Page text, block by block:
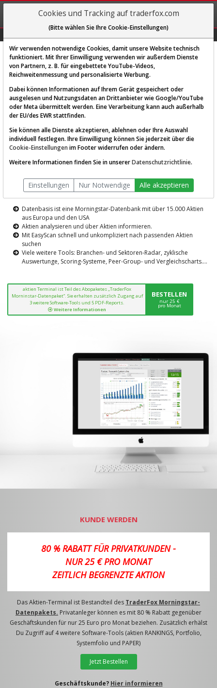
REGIS-
TRIEREN
Diese Funktion ist nur für
AKTIEN-TERMINAL
Die Aktienanalyse-Plattform von
TraderFox
Datenbasis ist eine Morningstar-Datenbank mit über 15.000 Aktien
aus Europa und den USA
Aktien analysieren und über Aktien informieren.
Mit EasyScan schnell und unkompliziert nach passenden Aktien
suchen
Viele weitere Tools: Branchen- und Sektoren-Radar, zyklische
Auswertunge, Scoring-Systeme, Peer-Group- und Vergleichscharts....
aktien Terminal ist Teil des Abopaketes „TraderFox
Morninstar-Datenpaket“. Sie erhalten zusätzlich Zugang auf
3 weitere Software-Tools und 5 PDF-Reports.
Weitere Informationen
BESTELLEN
nur 25 €
pro Monat
KUNDE WERDEN
80 % RABATT FÜR PRIVATKUNDEN -
NUR 25 € PRO MONAT
ZEITLICH BEGRENZTE AKTION
Das Aktien-Terminal ist Bestandteil des TraderFox Morningstar-
Datenpakets. Privatanleger können es mit 80 % Rabatt gegenüber
Geschäftskunden für nur 25 Euro pro Monat beziehen. Zusätzlich erhälst
Du Zugriff auf 4 weitere Software-Tools (aktien RANKINGS, Portfolio,
Systemfolio und PAPER)
Jetzt Bestellen
Geschäftskunde? Hier informieren
Cookies und Tracking auf traderfox.com
(Bitte wählen Sie Ihre Cookie-Einstellungen)
Wir verwenden notwendige Cookies, damit unsere Website technisch
funktioniert. Mit Ihrer Einwilligung verwenden wir außerdem Dienste
von Partnern, z. B. für eingebettete YouTube-Videos,
Reichweitenmessung und personalisierte Werbung.
Dabei können Informationen auf Ihrem Gerät gespeichert oder
ausgelesen und Nutzungsdaten an Drittanbieter wie Google/YouTube
oder Meta übermittelt werden. Eine Verarbeitung kann auch außerhalb
der EU/des EWR stattfinden.
Sie können alle Dienste akzeptieren, ablehnen oder Ihre Auswahl
individuell festlegen. Ihre Einwilligung können Sie jederzeit über die
Cookie-Einstellungen im Footer widerrufen oder ändern.
Weitere Informationen finden Sie in unsererDatenschutzrichtlinie.
Einstellungen Nur Notwendige Alle akzeptieren